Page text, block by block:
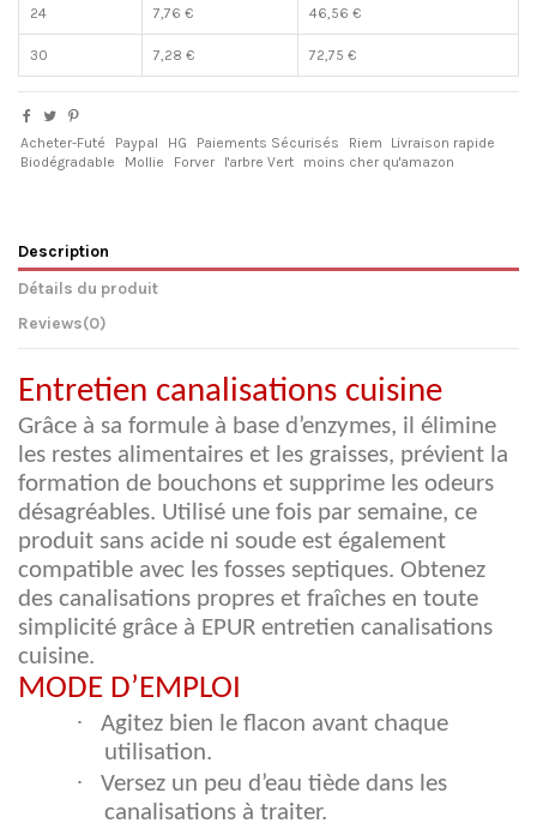
24 7,76 € 46,56 €
30 7,28 € 72,75 €
Acheter-Futé Paypal HG Paiements Sécurisés Riem
Livraison rapide
Biodégradable
Mollie Forver l'arbre Vert moins cher qu'amazon
Description
Détails du produit
Reviews(0)
Entretien canalisations cuisine
Grâce à sa formule à base d’enzymes, il élimine
les restes alimentaires et les graisses, prévient la
formation de bouchons et supprime les odeurs
désagréables. Utilisé une fois par semaine, ce
produit sans acide ni soude est également
compatible avec les fosses septiques. Obtenez
des canalisations propres et fraîches en toute
simplicité grâce à EPUR entretien canalisations
cuisine.
MODE D’EMPLOI
·
Agitez bien le flacon avant chaque
utilisation.
·
Versez un peu d’eau tiède dans les
canalisations à traiter.